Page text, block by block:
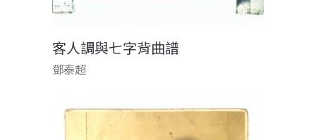
客人調與七字背曲譜
鄧泰超